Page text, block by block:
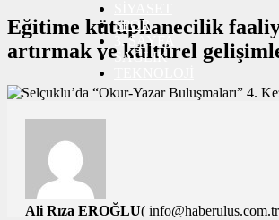
SPOR
3. SAYFA
SAĞLIK
Eğitime kütüphanecilik
artırmak ve kültürel
Ali Rıza EROĞLU(